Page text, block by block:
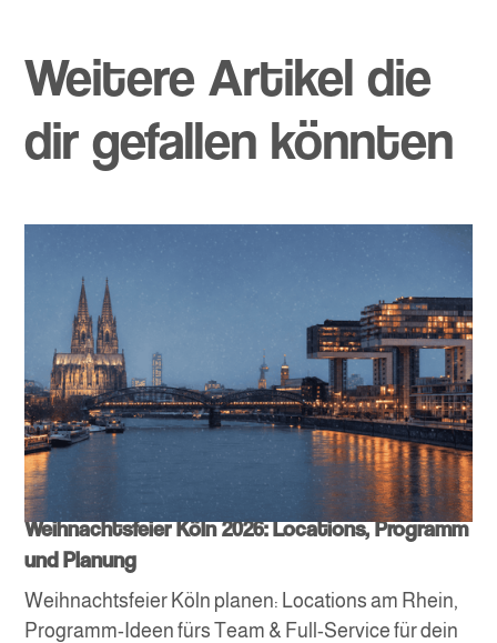
Weitere Artikel die
dir gefallen könnten
Weihnachtsfeier Köln 2026: Locations, Programm
und Planung
Weihnachtsfeier Köln planen: Locations am Rhein,
Programm-Ideen fürs Team & Full-Service für dein